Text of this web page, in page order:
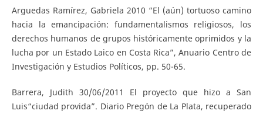
Arguedas Ramírez, Gabriela 2010 “El (aún) tortuoso camino
hacia la emancipación: fundamentalismos religiosos, los
derechos humanos de grupos históricamente oprimidos y la
lucha por un Estado Laico en Costa Rica”, Anuario Centro de
Investigación y Estudios Políticos, pp. 50-65.
Barrera, Judith 30/06/2011 El proyecto que hizo a San
Luis“ciudad provida”. Diario Pregón de La Plata, recuperado